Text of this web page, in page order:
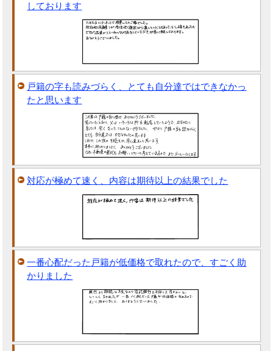
しております
戸籍の字も読みづらく、とても自分達ではできなかっ
たと思います
対応が極めて速く、内容は期待以上の結果でした
一番心配だった戸籍が低価格で取れたので、すごく助
かりました